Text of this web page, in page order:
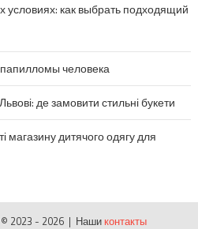
условиях: как выбрать подходящий
человека
де замовити стильні букети
магазину дитячого одягу для
2023 - 2026 | Наши контакты